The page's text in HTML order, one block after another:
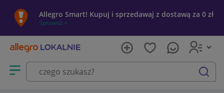
Allegro Smart! Kupuj i sprzedawaj z dostawą za 0 zł
Sprawdź »
Otwórz menu z kategoriami
szukaj